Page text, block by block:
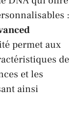
:
permet aux
de
et les
ainsi